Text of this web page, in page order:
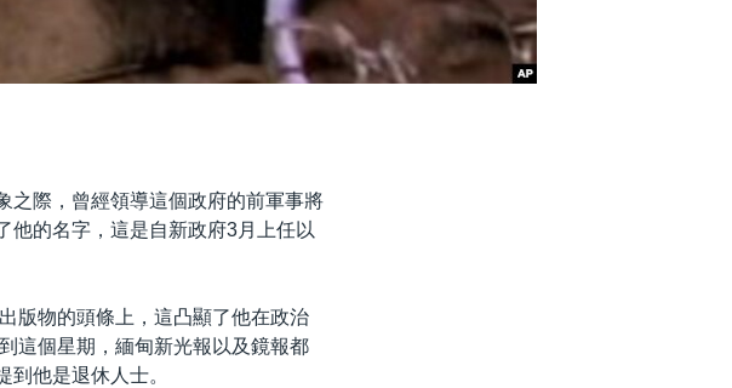
之際，曾經領導這個政府的前軍事將
他的名字，這是自新政府3月上任以
版物的頭條上，這凸顯了他在政治
這個星期，緬甸新光報以及鏡報都
他是退休人士。